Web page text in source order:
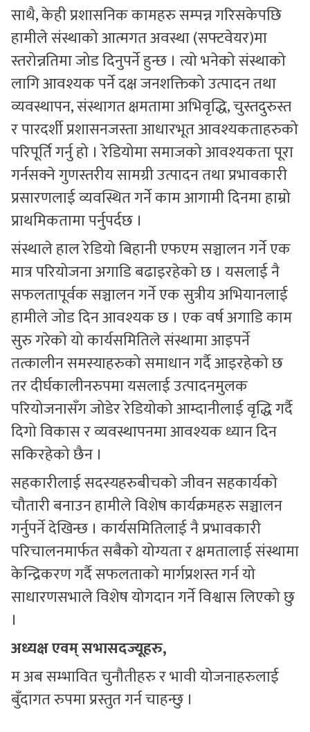
साथै, केही प्रशासनिक कामहरु सम्पन्न गरिसकेपछि
हामीले संस्थाको आत्मगत अवस्था (सफ्टवेयर)मा
स्तरोन्नतिमा जोड दिनुपर्ने हुन्छ । त्यो भनेको संस्थाको
लागि आवश्यक पर्ने दक्ष जनशक्तिको उत्पादन तथा
व्यवस्थापन, संस्थागत क्षमतामा अभिवृद्धि, चुस्तदुरुस्त
र पारदर्शी प्रशासनजस्ता आधारभूत आवश्यकताहरुको
परिपूर्ति गर्नु हो । रेडियोमा समाजको आवश्यकता पूरा
गर्नसक्ने गुणस्तरीय सामग्री उत्पादन तथा प्रभावकारी
प्रसारणलाई व्यवस्थित गर्ने काम आगामी दिनमा हाम्रो
प्राथमिकतामा पर्नुपर्दछ ।
संस्थाले हाल रेडियो बिहानी एफएम सञ्चालन गर्ने एक
मात्र परियोजना अगाडि बढाइरहेको छ । यसलाई नै
सफलतापूर्वक सञ्चालन गर्ने एक सुत्रीय अभियानलाई
हामीले जोड दिन आवश्यक छ । एक वर्ष अगाडि काम
सुरु गरेको यो कार्यसमितिले संस्थामा आइपर्ने
तत्कालीन समस्याहरुको समाधान गर्दै आइरहेको छ
तर दीर्घकालीनरुपमा यसलाई उत्पादनमुलक
परियोजनासँग जोडेर रेडियोको आम्दानीलाई वृद्धि गर्दै
दिगो विकास र व्यवस्थापनमा आवश्यक ध्यान दिन
सकिरहेको छैन ।
सहकारीलाई सदस्यहरुबीचको जीवन सहकार्यको
चौतारी बनाउन हामीले विशेष कार्यक्रमहरु सञ्चालन
गर्नुपर्ने देखिन्छ । कार्यसमितिलाई नै प्रभावकारी
परिचालनमार्फत सबैको योग्यता र क्षमतालाई संस्थामा
केन्द्रिकरण गर्दै सफलताको मार्गप्रशस्त गर्न यो
साधारणसभाले विशेष योगदान गर्ने विश्वास लिएको छु
।
अध्यक्ष एवम् सभासदज्यूहरु,
म अब सम्भावित चुनौतीहरु र भावी योजनाहरुलाई
बुँदागत रुपमा प्रस्तुत गर्न चाहन्छु ।